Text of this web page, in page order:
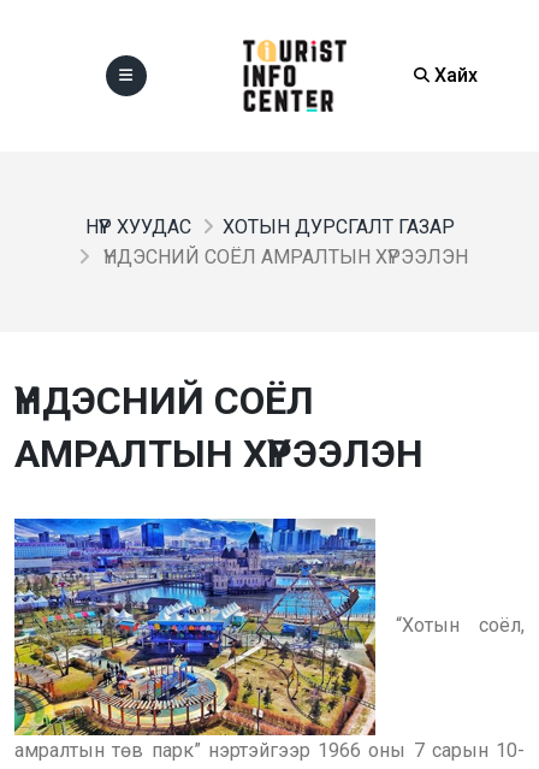
Хайх
НҮҮР ХУУДАС
ХОТЫН ДУРСГАЛТ ГАЗАР
ҮНДЭСНИЙ СОЁЛ АМРАЛТЫН ХҮРЭЭЛЭН
ҮНДЭСНИЙ СОЁЛ
АМРАЛТЫН ХҮРЭЭЛЭН
“Хотын соёл,
амралтын төв парк” нэртэйгээр 1966 оны 7 сарын 10-